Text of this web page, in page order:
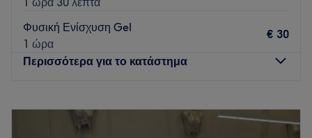
Φυσική Ενίσχυση Gel
1 ώρα
€ 30
Περισσότερα για το κατάστημα
09:30–20:00